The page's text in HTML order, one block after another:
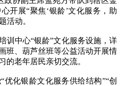
开展“聚焦‘银龄’文化服务，助
活动。
中心“银龄”文化服务设施，详
班、葫芦丝班等公益活动开展情
的老年居民亲切交流。
化银龄文化服务供给结构”“创